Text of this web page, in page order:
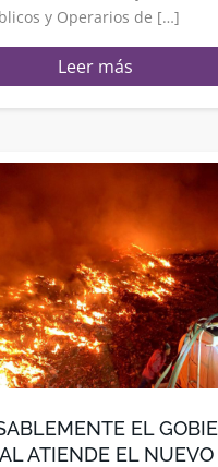
y Operarios de […]
Leer más
EL
ATIENDE EL NUEVO